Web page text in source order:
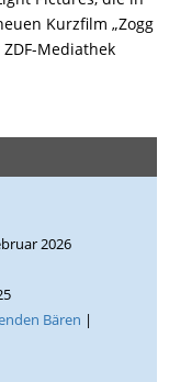
Kurzfilm „Zogg
Mediathek
2026
Bären |